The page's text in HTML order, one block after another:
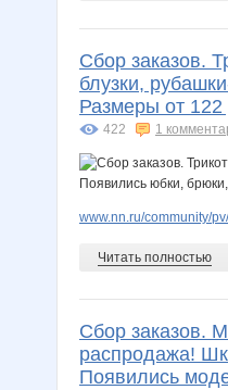
Сбор заказов.
блузки,
Размеры от
422 1
www.nn.ru/community/
Читать полностью
Сбор заказов.
распродажа!
Появились